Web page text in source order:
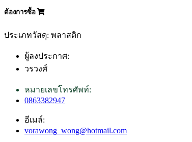
ต้องการซื้อ
ประเภทวัสดุ: พลาสติก
ผู้ลงประกาศ:
วรวงศ์
หมายเลขโทรศัพท์:
0863382947
อีเมล์:
vorawong_wong@hotmail.com